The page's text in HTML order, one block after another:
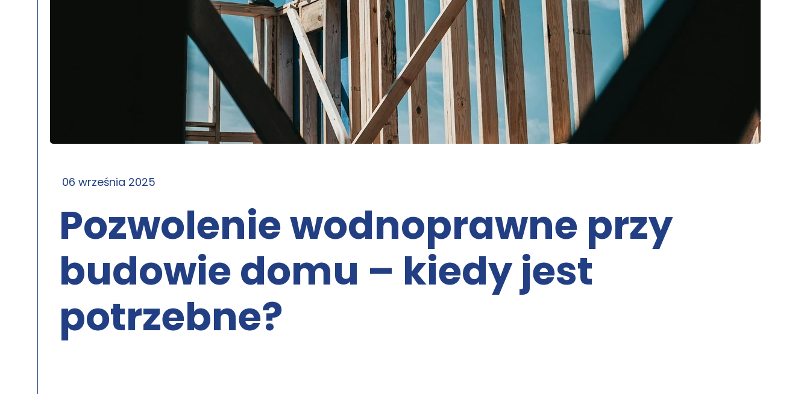
06 września 2025
Pozwolenie wodnoprawne przy
budowie domu – kiedy jest
potrzebne?